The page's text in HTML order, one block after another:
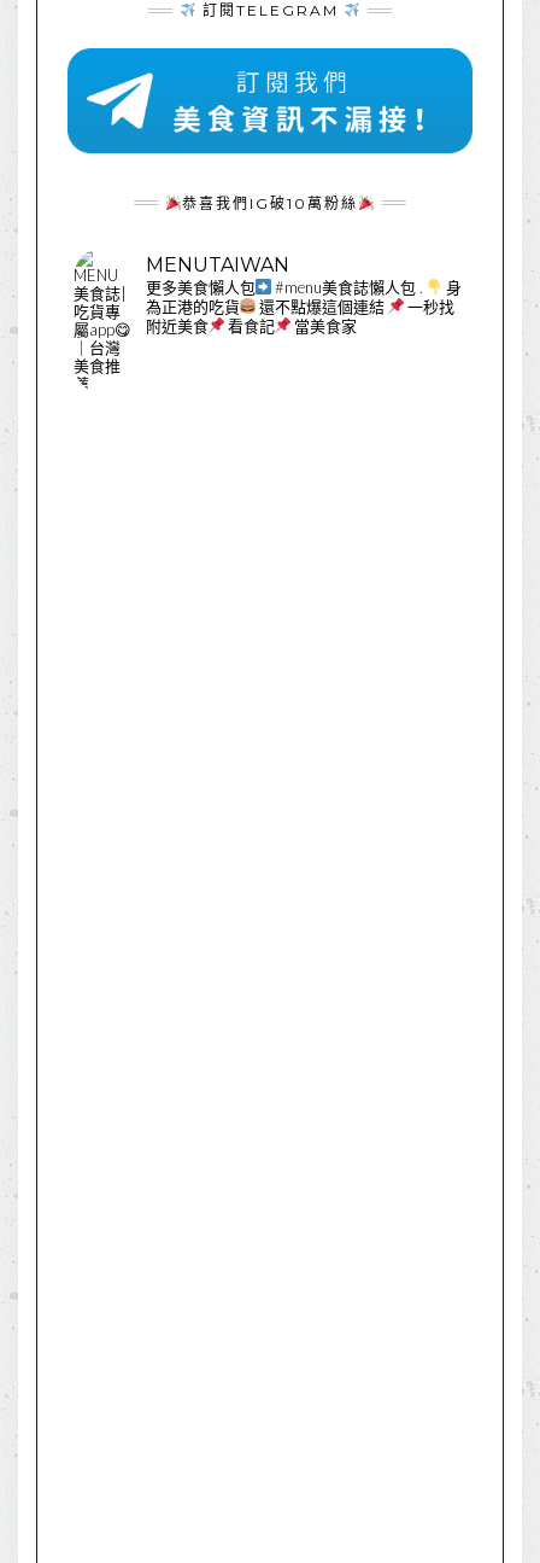
訂閱TELEGRAM
恭喜我們IG破10萬粉絲
MENUTAIWAN
更多美食懶人包 #menu美食誌懶人包 .
身
為正港的吃貨
還不點爆這個連結
一秒找
附近美食
看食記 當美食家